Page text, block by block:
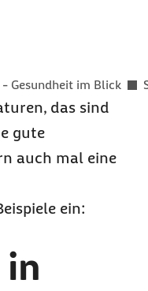
Gesundheit im Blick
das sind
gute
auch mal eine
ein: